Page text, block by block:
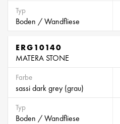
Typ
Boden / Wandfliese
ERG10140
MATERA STONE
Farbe
sassi dark grey (grau)
Typ
Boden / Wandfliese